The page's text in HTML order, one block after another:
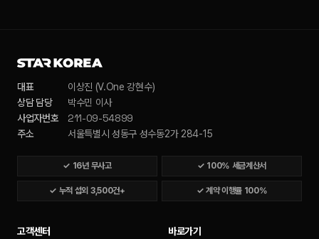
대표
이상진 (V.One 강현수)
상담 담당
박수민 이사
사업자번호
211-09-54899
주소 서울특별시 성동구 성수동2가 284-15
✓ 16년 무사고 ✓ 100% 세금계산서
✓ 누적 섭외 3,500건+ ✓ 계약 이행률 100%
고객센터 바로가기